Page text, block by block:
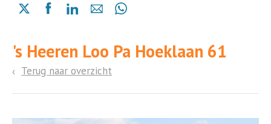
Delen
(opent
in
een
Delen
(opent
in
een
Delen
(opent
in
een
Delen
mail
Delen
(opent
nieuwe
's Heeren Loo Pa Hoeklaan 61
Terug naar overzicht